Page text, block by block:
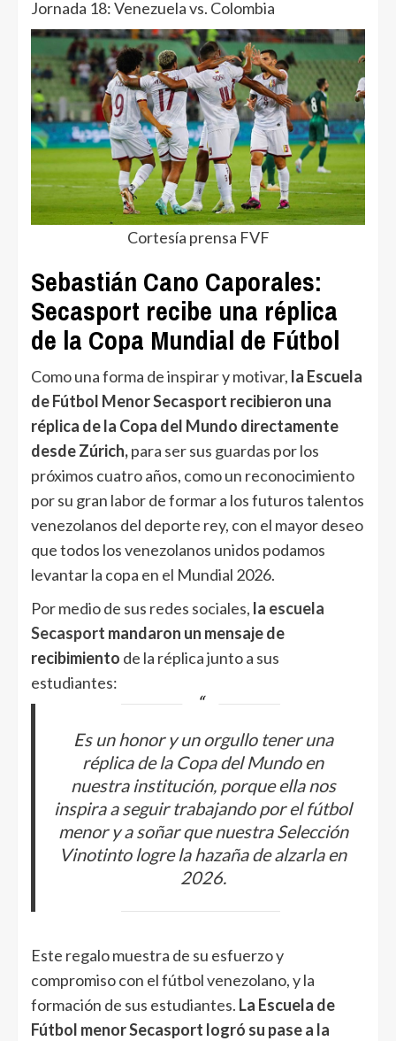
Jornada 18: Venezuela vs. Colombia
Cortesía prensa FVF
Sebastián Cano Caporales:
Secasport recibe una réplica
de la Copa Mundial de Fútbol
Como una forma de inspirar y motivar, la Escuela
de Fútbol Menor Secasport recibieron una
réplica de la Copa del Mundo directamente
desde Zúrich,para ser sus guardas por los
próximos cuatro años, como un reconocimiento
por su gran labor de formar a los futuros talentos
venezolanos del deporte rey, con el mayor deseo
que todos los venezolanos unidos podamos
levantar la copa en el Mundial 2026.
Por medio de sus redes sociales, la escuela
Secasport mandaron un mensaje de
recibimiento de la réplica junto a sus
estudiantes:
Es un honor y un orgullo tener una
réplica de la Copa del Mundo en
nuestra institución, porque ella nos
inspira a seguir trabajando por el fútbol
menor y a soñar que nuestra Selección
Vinotinto logre la hazaña de alzarla en
2026.
Este regalo muestra de su esfuerzo y
compromiso con el fútbol venezolano, y la
formación de sus estudiantes. La Escuela de
Fútbol menor Secasport logró su pase a la